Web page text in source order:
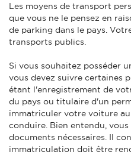
Les moyens de transport
que vous ne le pensez en
de parking dans le pays.
transports publics.
Si vous souhaitez posséder
vous devez suivre certaines
étant l'enregistrement de
du pays ou titulaire d'un
immatriculer votre voiture
conduire. Bien entendu,
documents nécessaires. Il
immatriculation doit être